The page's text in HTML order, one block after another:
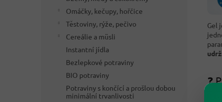
Omáčky, kečupy, hořčice
Těstoviny, rýže, pečivo
Cereálie a müsli
Instantní jídla
Bezlepkové potraviny
BIO potraviny
Potraviny s končící a prošlou dobou
minimální trvanlivosti
Gel
❓
U